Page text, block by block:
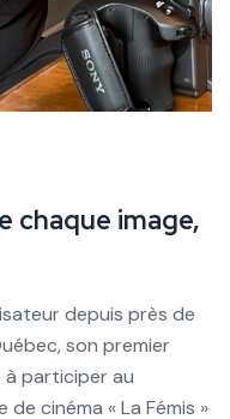
chaque image,
depuis près de
son premier
participer au
cinéma « La Fémis »